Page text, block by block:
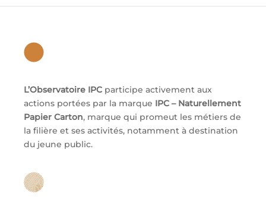
L’Observatoire IPC participe activement aux
actions portées par la marque IPC – Naturellement
Papier Carton, marque qui promeut les métiers de
la filière et ses activités, notamment à destination
du jeune public.